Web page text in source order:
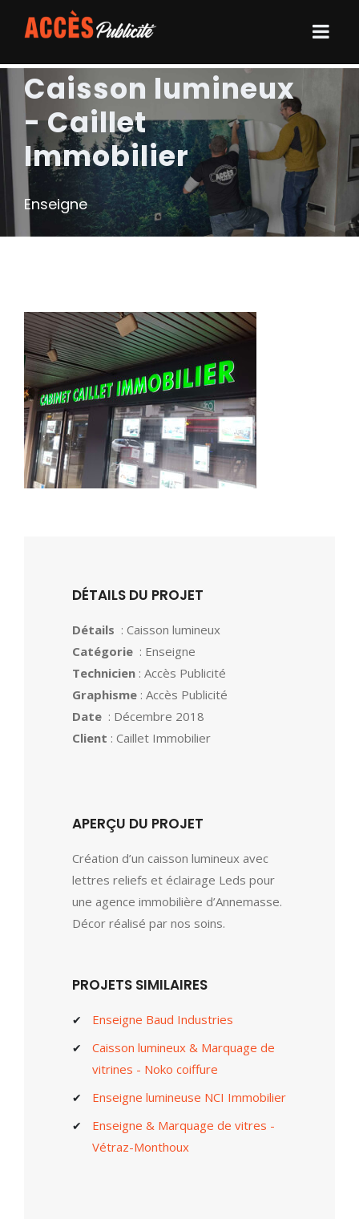
Caisson lumineux
- Caillet
Immobilier
Enseigne
DÉTAILS DU PROJET
Détails : Caisson lumineux
Catégorie : Enseigne
Technicien : Accès Publicité
Graphisme : Accès Publicité
Date : Décembre 2018
Client : Caillet Immobilier
APERÇU DU PROJET
Création d’un caisson lumineux avec
lettres reliefs et éclairage Leds pour
une agence immobilière d’Annemasse.
Décor réalisé par nos soins.
PROJETS SIMILAIRES
Enseigne Baud Industries
Caisson lumineux & Marquage de
vitrines - Noko coiffure
Enseigne lumineuse NCI Immobilier
Enseigne & Marquage de vitres -
Vétraz-Monthoux